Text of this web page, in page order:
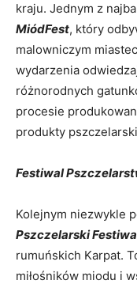
kraju. Jednym z
MiódFest, który
malowniczym
wydarzenia
różnorodnych
procesie
produkty
Festiwal
Kolejnym niezwykle
Pszczelarski
rumuńskich Karpat.
miłośników miodu i‌